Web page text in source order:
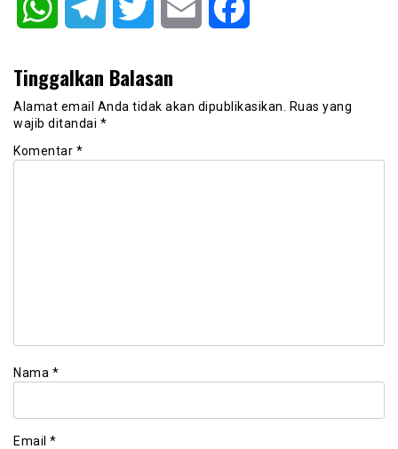
WhatsAppTelegram Twitter Email
Tinggalkan Balasan
Alamat email Anda tidak akan dipublikasikan. Ruas yang
wajib ditandai *
Komentar *
Nama *
Email *